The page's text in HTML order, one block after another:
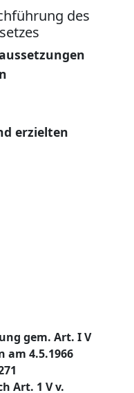
des
erzielten
gem. Art. I V
am 4.5.1966
Art. 1 V v.